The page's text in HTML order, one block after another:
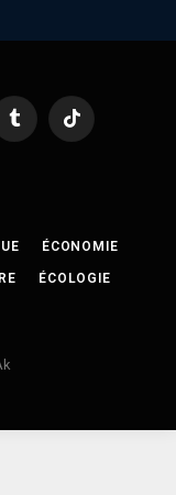
Tumblr TikTok
ÉCONOMIE
ÉCOLOGIE